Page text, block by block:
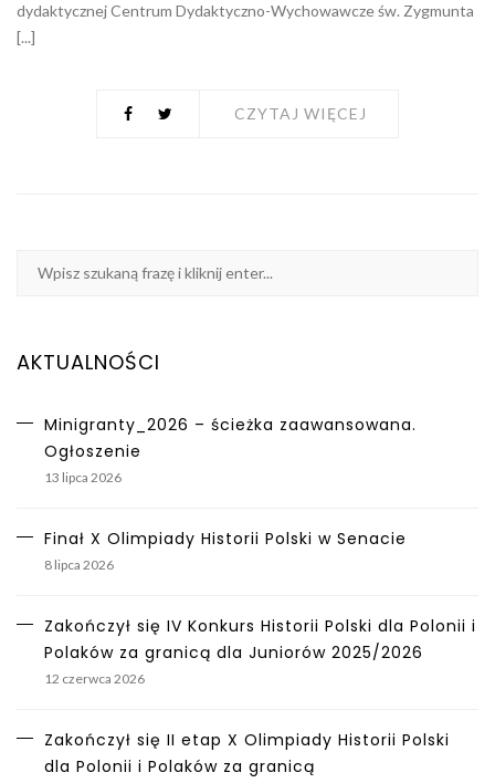
dydaktycznej Centrum Dydaktyczno-Wychowawcze św. Zygmunta
[...]
CZYTAJ WIĘCEJ
AKTUALNOŚCI
Minigranty_2026 – ścieżka zaawansowana.
Ogłoszenie
13 lipca 2026
Finał X Olimpiady Historii Polski w Senacie
8 lipca 2026
Zakończył się IV Konkurs Historii Polski dla Polonii i
Polaków za granicą dla Juniorów 2025/2026
12 czerwca 2026
Zakończył się II etap X Olimpiady Historii Polski
dla Polonii i Polaków za granicą